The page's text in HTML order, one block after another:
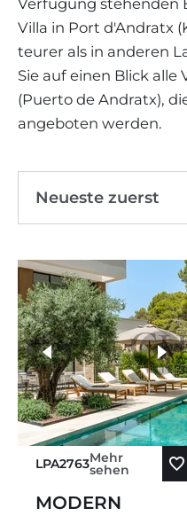
STEUERN UND
ENERGIEZERTIFIKAT
FAQ
BLOG
KONTAKT
SHOPPING AUF
FREIZEITAKTIVITÄTEN
SCHULEN AUF
MAGAZIN
Verfügung stehenden
Villa in Port d'Andratx
teurer als in anderen
Sie auf einen Blick alle
(Puerto de Andratx),
angeboten werden.
Neueste zuerst
Preis Absteigend
Älteste zuerst
Neueste zuerst
LPA2763Mehr
sehen
MODERN
weitere Fotos